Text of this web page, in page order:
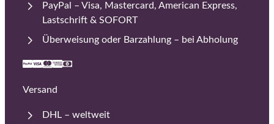
PayPal – Visa, Mastercard, American Express,
Lastschrift & SOFORT
Überweisung oder Barzahlung – bei Abholung
Versand
DHL – weltweit